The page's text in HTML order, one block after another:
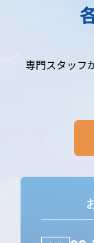
専門スタッフ